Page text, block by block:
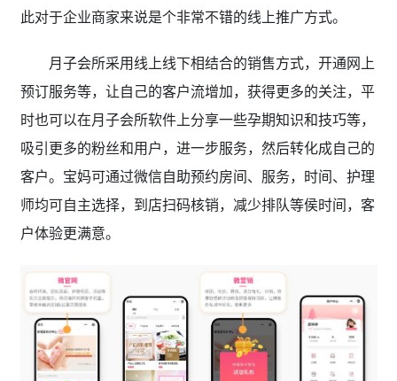
此对于企业商家来说是个非常不错的线上推广方式。
月子会所采用线上线下相结合的销售方式，开通网上
预订服务等，让自己的客户流增加，获得更多的关注，平
时也可以在月子会所软件上分享一些孕期知识和技巧等，
吸引更多的粉丝和用户，进一步服务，然后转化成自己的
客户。宝妈可通过微信自助预约房间、服务，时间、护理
师均可自主选择，到店扫码核销，减少排队等侯时间，客
户体验更满意。